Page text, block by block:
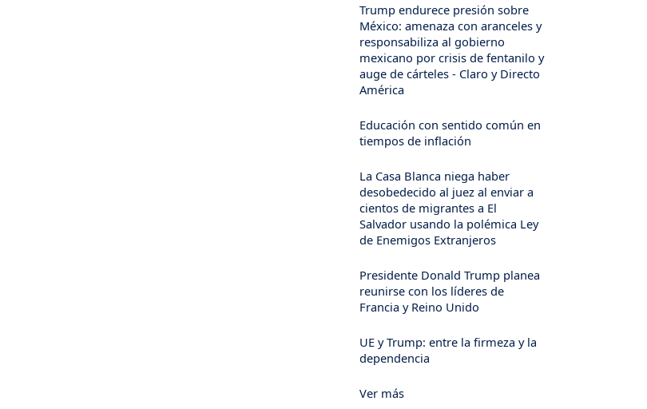
Trump endurece presión sobre
México: amenaza con aranceles y
responsabiliza al gobierno
mexicano por crisis de fentanilo y
auge de cárteles - Claro y Directo
América
Educación con sentido común en
tiempos de inflación
La Casa Blanca niega haber
desobedecido al juez al enviar a
cientos de migrantes a El
Salvador usando la polémica Ley
de Enemigos Extranjeros
Presidente Donald Trump planea
reunirse con los líderes de
Francia y Reino Unido
UE y Trump: entre la firmeza y la
dependencia
Ver más